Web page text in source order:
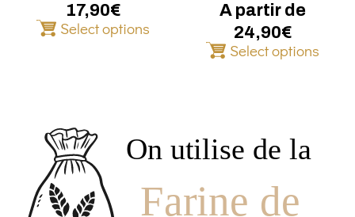
17,90€
Select options
A partir de
24,90€
Select options